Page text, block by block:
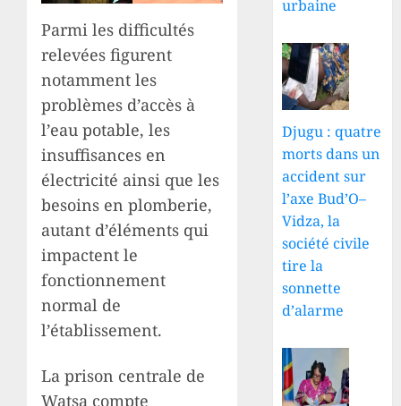
Parmi les difficultés
relevées figurent
notamment les
problèmes d’accès à
l’eau potable, les
insuffisances en
électricité ainsi que les
besoins en plomberie,
autant d’éléments qui
impactent le
fonctionnement
normal de
l’établissement.
La prison centrale de
Watsa compte
urbaine
Djugu : quatre
morts dans un
accident sur
l’axe Bud’O–
Vidza, la
société civile
tire la
sonnette
d’alarme